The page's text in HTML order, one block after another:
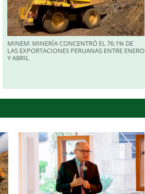
MINEM: MINERÍA CONCENTRÓ EL 76.1% DE
LAS EXPORTACIONES PERUANAS ENTRE ENERO
Y ABRIL